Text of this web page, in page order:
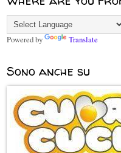
Powered by Translate
Sono anche su